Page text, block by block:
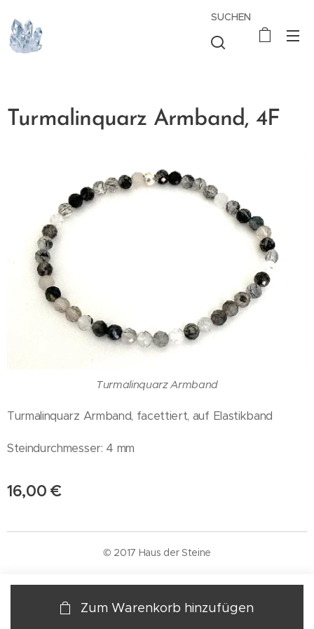
SUCHEN
Turmalinquarz Armband, 4F
Turmalinquarz Armband
Turmalinquarz Armband, facettiert, auf Elastikband
Steindurchmesser: 4 mm
16,00 €
Zum Warenkorb hinzufügen
© 2017 Haus der Steine